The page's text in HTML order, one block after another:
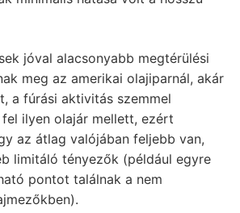
jóval alacsonyabb megtérülési
meg az amerikai olajiparnál, akár
a fúrási aktivitás szemmel
ilyen olajár mellett, ezért
az átlag valójában feljebb van,
limitáló tényezők (például egyre
pontot találnak a nem